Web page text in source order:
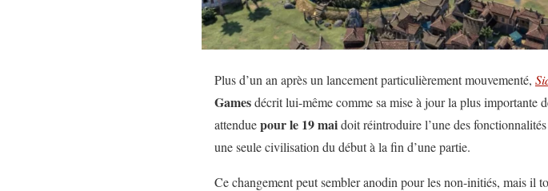
Plus d’un an après un lancement particulièrement mouvementé,
Gamesdécrit lui-même comme sa mise à jour la plus importante
attenduepour le 19 maidoit réintroduire l’une des
une seule civilisation du début à la fin d’une partie.
Ce changement peut sembler anodin pour les non-initiés, mais il